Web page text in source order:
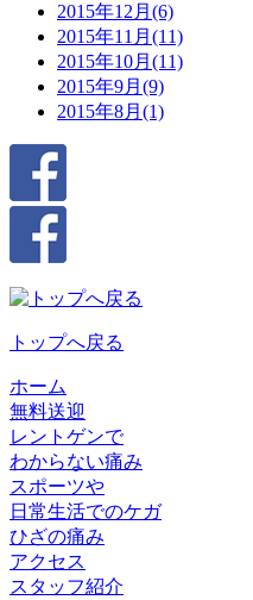
2015年12月(6)
2015年11月(11)
2015年10月(11)
2015年9月(9)
2015年8月(1)
トップへ戻る
ホーム
無料送迎
レントゲンで
わからない痛み
スポーツや
日常生活でのケガ
ひざの痛み
アクセス
スタッフ紹介